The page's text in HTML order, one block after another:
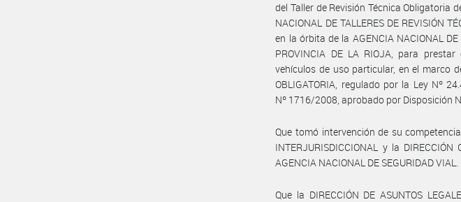
del Taller de Revisión Técnica Obligatoria
NACIONAL DE TALLERES DE REVISIÓN
en la órbita de la AGENCIA NACIONAL
PROVINCIA DE LA RIOJA, para
vehículos de uso particular, en el marco
OBLIGATORIA, regulado por la Ley Nº
Nº 1716/2008, aprobado por Disposición
Que tomó intervención de su competencia
INTERJURISDICCIONAL y la
AGENCIA NACIONAL DE SEGURIDAD VIAL.
Que la DIRECCIÓN DE ASUNTOS